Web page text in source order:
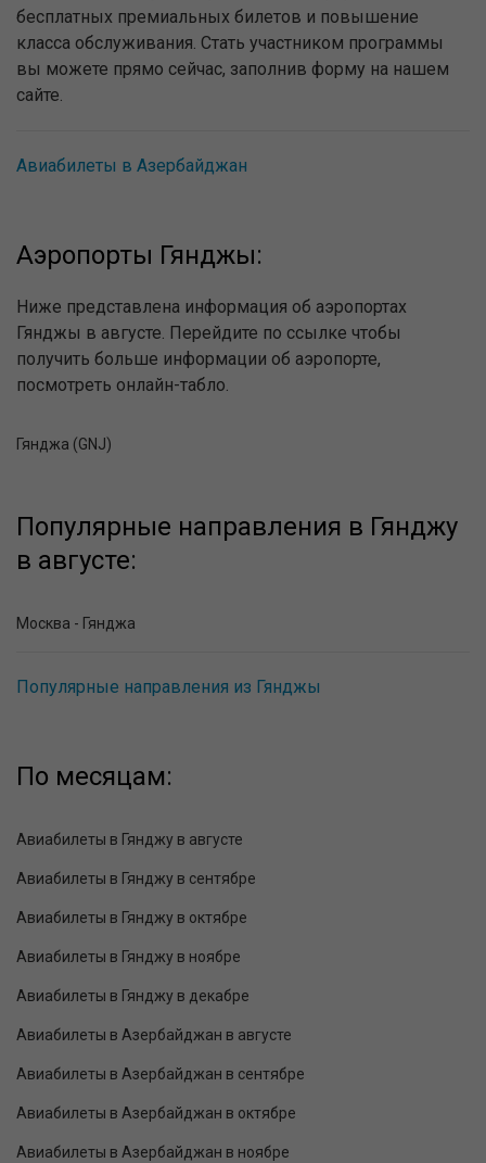
бесплатных премиальных билетов и повышение
класса обслуживания. Стать участником программы
вы можете прямо сейчас, заполнив форму на нашем
сайте.
Авиабилеты в Азербайджан
Аэропорты Гянджы:
Ниже представлена информация об аэропортах
Гянджы в августе. Перейдите по ссылке чтобы
получить больше информации об аэропорте,
посмотреть онлайн-табло.
Гянджа (GNJ)
Популярные направления в Гянджу
в августе:
Москва - Гянджа
Популярные направления из Гянджы
По месяцам:
Авиабилеты в Гянджу в августе
Авиабилеты в Гянджу в сентябре
Авиабилеты в Гянджу в октябре
Авиабилеты в Гянджу в ноябре
Авиабилеты в Гянджу в декабре
Авиабилеты в Азербайджан в августе
Авиабилеты в Азербайджан в сентябре
Авиабилеты в Азербайджан в октябре
Авиабилеты в Азербайджан в ноябре